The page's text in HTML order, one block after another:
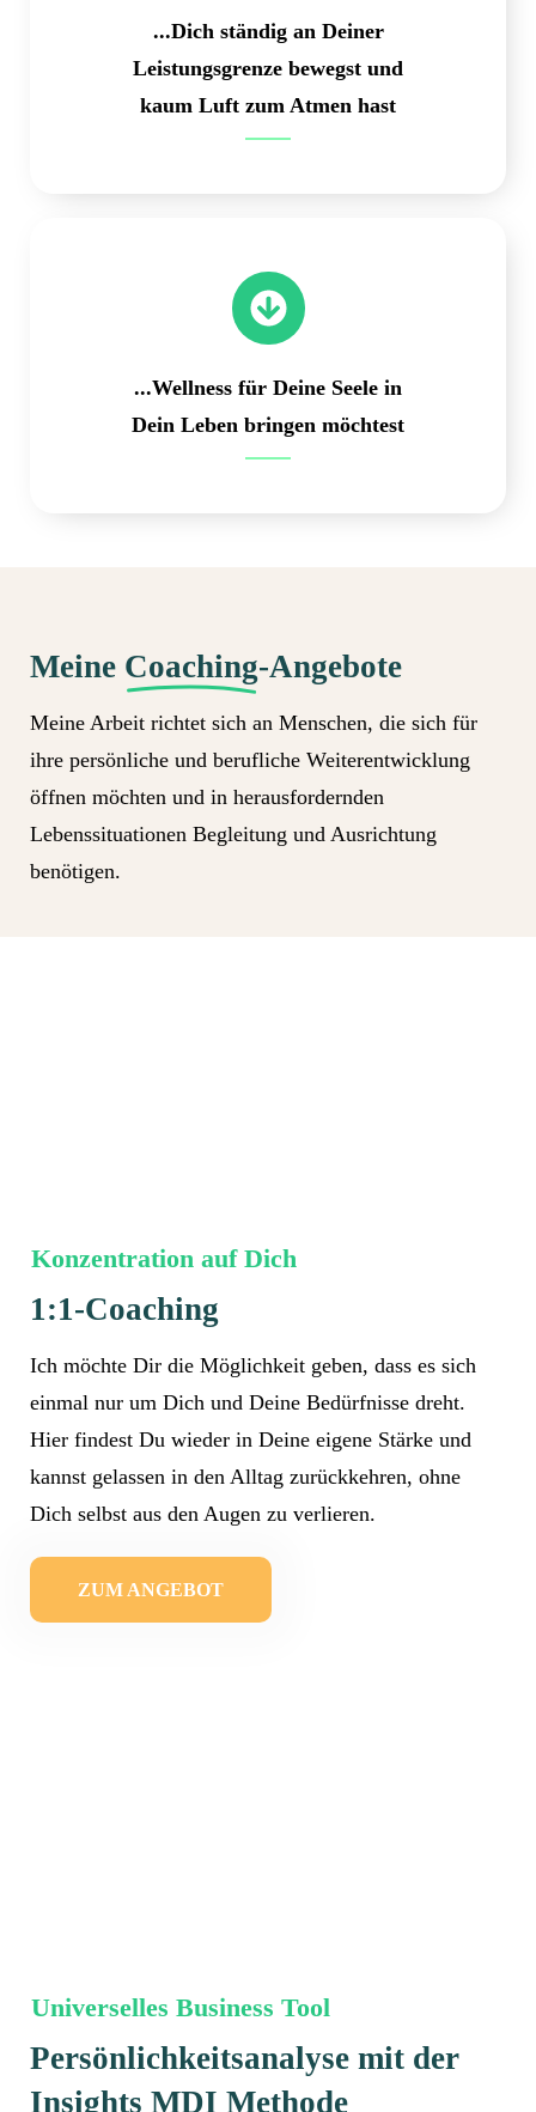
...Dich ständig an Deiner
Leistungsgrenze bewegst und
kaum Luft zum Atmen hast
...Wellness für Deine Seele in
Dein Leben bringen möchtest
Meine Coaching-Angebote
Meine Arbeit richtet sich an Menschen, die sich für
ihre persönliche und berufliche Weiterentwicklung
öffnen möchten und in herausfordernden
Lebenssituationen Begleitung und Ausrichtung
benötigen.
Konzentration auf Dich
1:1-Coaching
Ich möchte Dir die Möglichkeit geben, dass es sich
einmal nur um Dich und Deine Bedürfnisse dreht.
Hier findest Du wieder in Deine eigene Stärke und
kannst gelassen in den Alltag zurückkehren, ohne
Dich selbst aus den Augen zu verlieren.
ZUM ANGEBOT
Universelles Business Tool
Persönlichkeitsanalyse mit der
Insights MDI Methode